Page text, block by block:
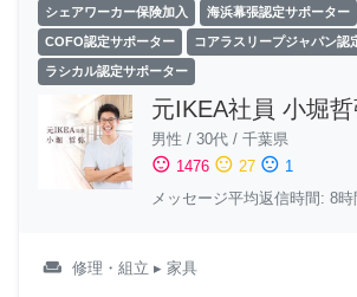
シェアワーカー保険加入 海浜幕張認定サポーター
COFO認定サポーター コアラスリープジャパン認
ラシカル認定サポーター
元IKEA社員 小堀
男性 / 30代 / 千葉県
sentiment_satisfied 1476 sentiment_neutral 27 sentiment_dissatisfied 1
メッセージ平均返信時間: 8時
weekend 修理・組立 ▸ 家具